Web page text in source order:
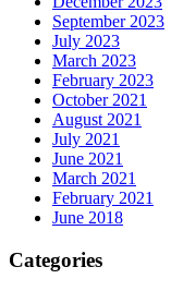
September 2023
July 2023
March 2023
February 2023
October 2021
August 2021
July 2021
June 2021
March 2021
February 2021
June 2018
Categories